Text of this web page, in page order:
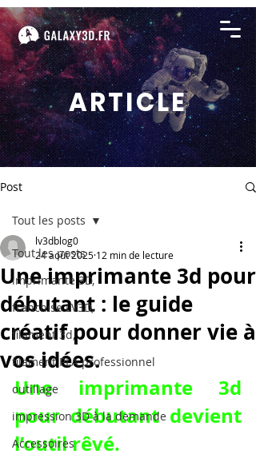
ARTICLE
Post
Tout les posts
imprimante 3D,
franchise LV3D,
filament 3d,
filament PLA professionnel
outillage
impression 3D à la demande
Accessoires
Tout les posts
Une imprimante 3d pour
débutant : le guide
créatif pour donner vie à
vos idées.
lv3dblog0
24 août 2025 12 min de lecture
Une imprimante 3d
pour débutant devient
l’outil rêvé.